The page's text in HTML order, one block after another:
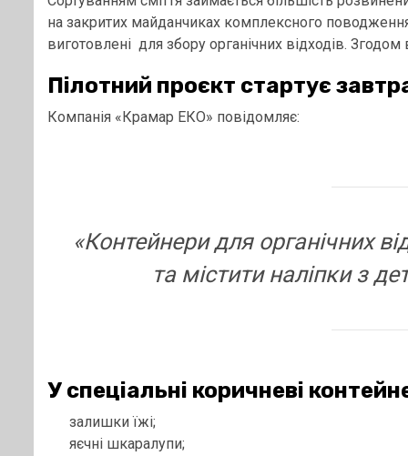
на закритих майданчиках комплексного
виготовлені для збору органічних відходів.
Пілотний проєкт стартує
Компанія «Крамар ЕКО» повідомляє:
«Контейнери для органічних
та містити наліпки з
У спеціальні коричневі
залишки їжі;
яєчні шкаралупи;